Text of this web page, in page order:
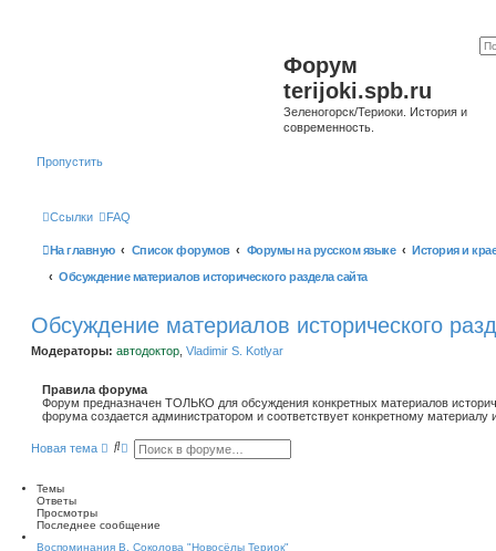
Форум
terijoki.spb.ru
Зеленогорск/Териоки. История и
современность.
Пропустить
Ссылки FAQ
На главную Список форумов Форумы на русском языке
История и
Обсуждение материалов исторического раздела сайта
Обсуждение материалов исторического
Модераторы: автодоктор Vladimir S. Kotlyar
Правила форума
Форум предназначен ТОЛЬКО для обсуждения конкретных материалов
форума создается администратором и соответствует конкретному материалу
Новая тема
П Р
е
Темы
Ответы
Просмотры
Последнее сообщение
Воспоминания В. Соколова "Новосёлы Териок"